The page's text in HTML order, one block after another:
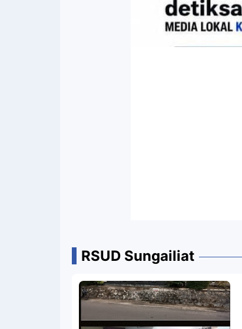
RSUD Sungailiat